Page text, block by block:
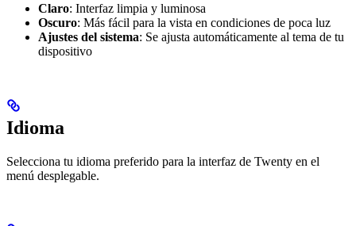
Claro: Interfaz limpia y luminosa
Oscuro: Más fácil para la vista en condiciones de poca luz
Ajustes del sistema: Se ajusta automáticamente al tema de tu
dispositivo
Idioma
Selecciona tu idioma preferido para la interfaz de Twenty en el
menú desplegable.